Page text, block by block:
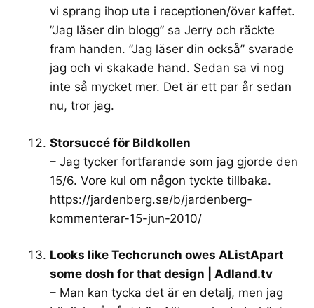
vi sprang ihop ute i receptionen/över kaffet.
”Jag läser din blogg” sa Jerry och räckte
fram handen. ”Jag läser din också” svarade
jag och vi skakade hand. Sedan sa vi nog
inte så mycket mer. Det är ett par år sedan
nu, tror jag.
Storsuccé för Bildkollen
– Jag tycker fortfarande som jag gjorde den
15/6. Vore kul om någon tyckte tillbaka.
https://jardenberg.se/b/jardenberg-
kommenterar-15-jun-2010/
Looks like Techcrunch owes AListApart
some dosh for that design | Adland.tv
– Man kan tycka det är en detalj, men jag